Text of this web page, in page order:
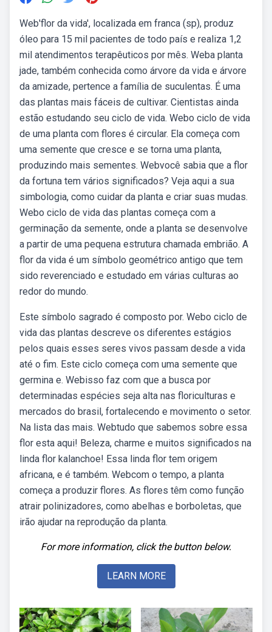
Web'flor da vida', localizada em franca (sp), produz
óleo para 15 mil pacientes de todo país e realiza 1,2
mil atendimentos terapêuticos por mês. Weba planta
jade, também conhecida como árvore da vida e árvore
da amizade, pertence a família de suculentas. É uma
das plantas mais fáceis de cultivar. Cientistas ainda
estão estudando seu ciclo de vida. Webo ciclo de vida
de uma planta com flores é circular. Ela começa com
uma semente que cresce e se torna uma planta,
produzindo mais sementes. Webvocê sabia que a flor
da fortuna tem vários significados? Veja aqui a sua
simbologia, como cuidar da planta e criar suas mudas.
Webo ciclo de vida das plantas começa com a
germinação da semente, onde a planta se desenvolve
a partir de uma pequena estrutura chamada embrião. A
flor da vida é um símbolo geométrico antigo que tem
sido reverenciado e estudado em várias culturas ao
redor do mundo.
Este símbolo sagrado é composto por. Webo ciclo de
vida das plantas descreve os diferentes estágios
pelos quais esses seres vivos passam desde a vida
até o fim. Este ciclo começa com uma semente que
germina e. Webisso faz com que a busca por
determinadas espécies seja alta nas floriculturas e
mercados do brasil, fortalecendo e movimento o setor.
Na lista das mais. Webtudo que sabemos sobre essa
flor esta aqui! Beleza, charme e muitos significados na
linda flor kalanchoe! Essa linda flor tem origem
africana, e é também. Webcom o tempo, a planta
começa a produzir flores. As flores têm como função
atrair polinizadores, como abelhas e borboletas, que
irão ajudar na reprodução da planta.
For more information, click the button below.
LEARN MORE